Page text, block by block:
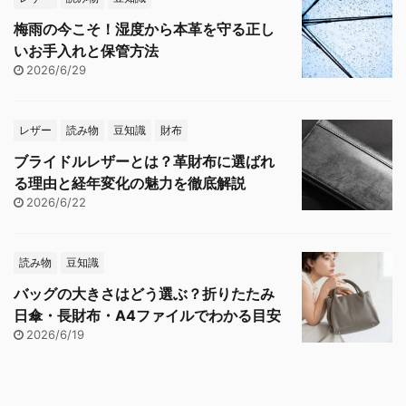
梅雨の今こそ！湿度から本革を守る正し
いお手入れと保管方法
2026/6/29
レザー 読み物 豆知識 財布
ブライドルレザーとは？革財布に選ばれ
る理由と経年変化の魅力を徹底解説
2026/6/22
読み物 豆知識
バッグの大きさはどう選ぶ？折りたたみ
日傘・長財布・A4ファイルでわかる目安
2026/6/19